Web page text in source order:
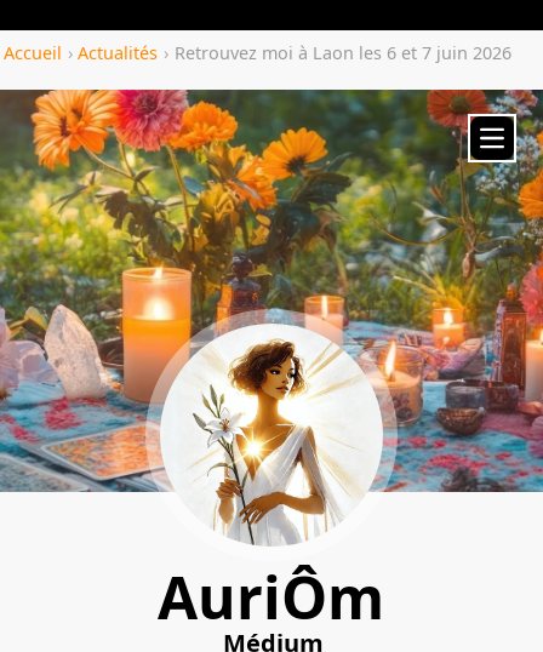
Accueil › Actualités › Retrouvez moi à Laon les 6 et 7 juin 2026
AuriÔm
Médium